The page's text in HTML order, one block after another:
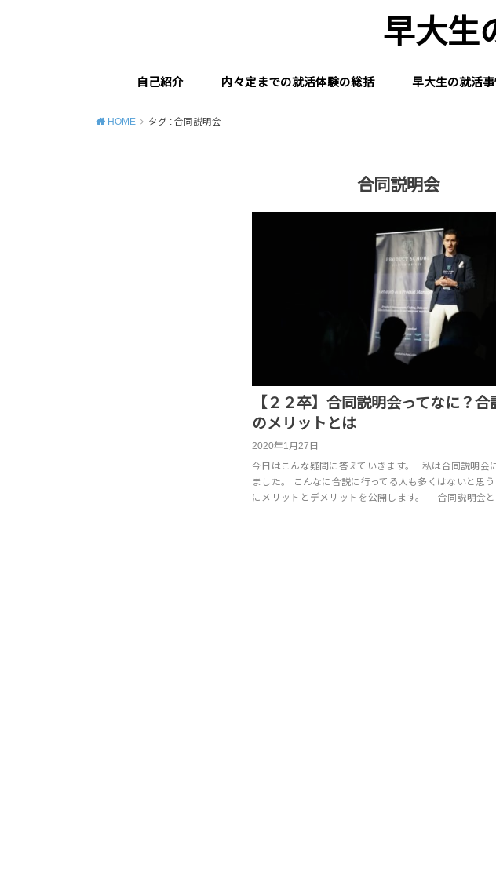
早大生
自己紹介 内々定までの就活体験の総括 早大生の就活事
HOME タグ : 合同説明会
合同説明会
【２２卒】合同説明会ってなに？合
のメリットとは
2020年1月27日
今日はこんな疑問に答えていきます。 私は合同説明会
ました。 こんなに合説に行ってる人も多くはないと思
にメリットとデメリットを公開します。 合同説明会